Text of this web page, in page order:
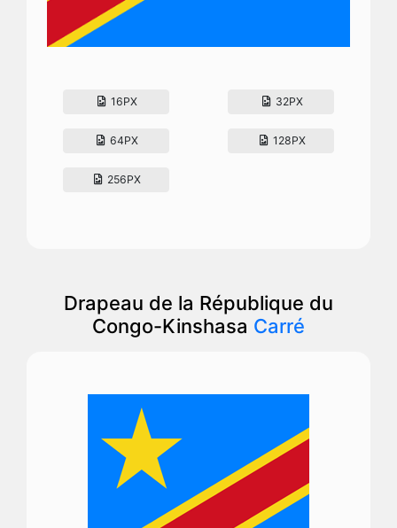
16PX 32PX
64PX 128PX
256PX
Drapeau de la République du
Congo-Kinshasa Carré